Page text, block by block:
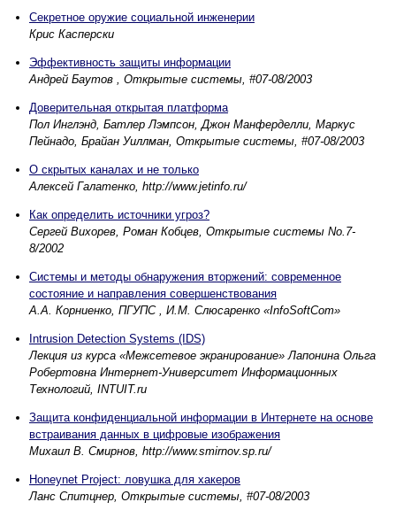
Секретное оружие социальной инженерии
Крис Касперски
Эффективность защиты информации
Андрей Баутов , Открытые системы, #07-08/2003
Доверительная открытая платформа
Пол Инглэнд, Батлер Лэмпсон, Джон Манферделли, Маркус
Пейнадо, Брайан Уиллман, Открытые системы, #07-08/2003
О скрытых каналах и не только
Алексей Галатенко, http://www.jetinfo.ru/
Как определить источники угроз?
Сергей Вихорев, Роман Кобцев, Открытые системы No.7-
8/2002
Системы и методы обнаружения вторжений: современное
состояние и направления совершенствования
А.А. Корниенко, ПГУПС , И.М. Слюсаренко «InfoSoftCom»
Intrusion Detection Systems (IDS)
Лекция из курса «Межсетевое экранирование» Лапонина Ольга
Робертовна Интернет-Университет Информационных
Технологий, INTUIT.ru
Защита конфиденциальной информации в Интернете на основе
встраивания данных в цифровые изображения
Михаил В. Смирнов, http://www.smirnov.sp.ru/
Honeynet Project: ловушка для хакеров
Ланс Спитцнер, Открытые системы, #07-08/2003